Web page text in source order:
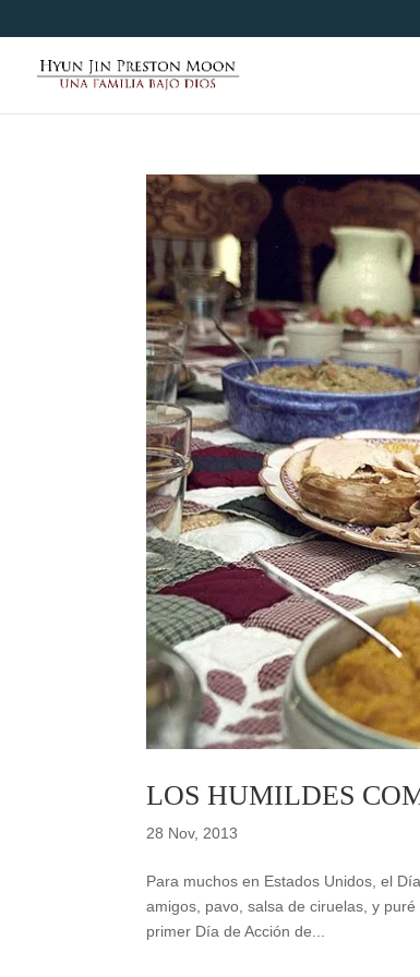
LOS HUMILDES
28 Nov, 2013
Para muchos en Estados Unidos, el
amigos, pavo, salsa de ciruelas, y
primer Día de Acción de...